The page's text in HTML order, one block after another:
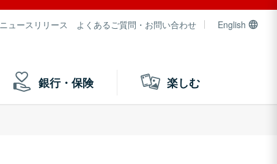
ニュースリリース よくあるご質問・お問い合わせ English
銀行・保険 楽しむ